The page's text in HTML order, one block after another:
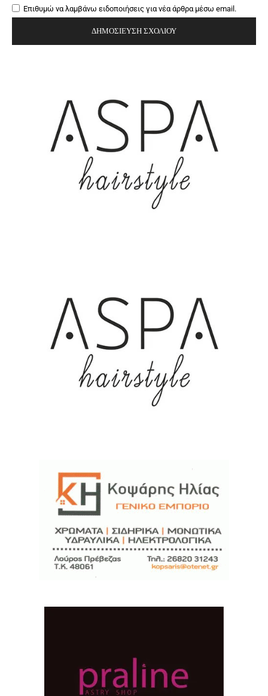
Επιθυμώ να λαμβάνω ειδοποιήσεις για νέα άρθρα μέσω email.